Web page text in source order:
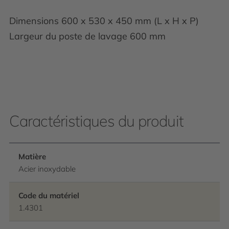
Dimensions 600 x 530 x 450 mm (L x H x P)
Largeur du poste de lavage 600 mm
Caractéristiques du produit
Matière
Acier inoxydable
Code du matériel
1.4301